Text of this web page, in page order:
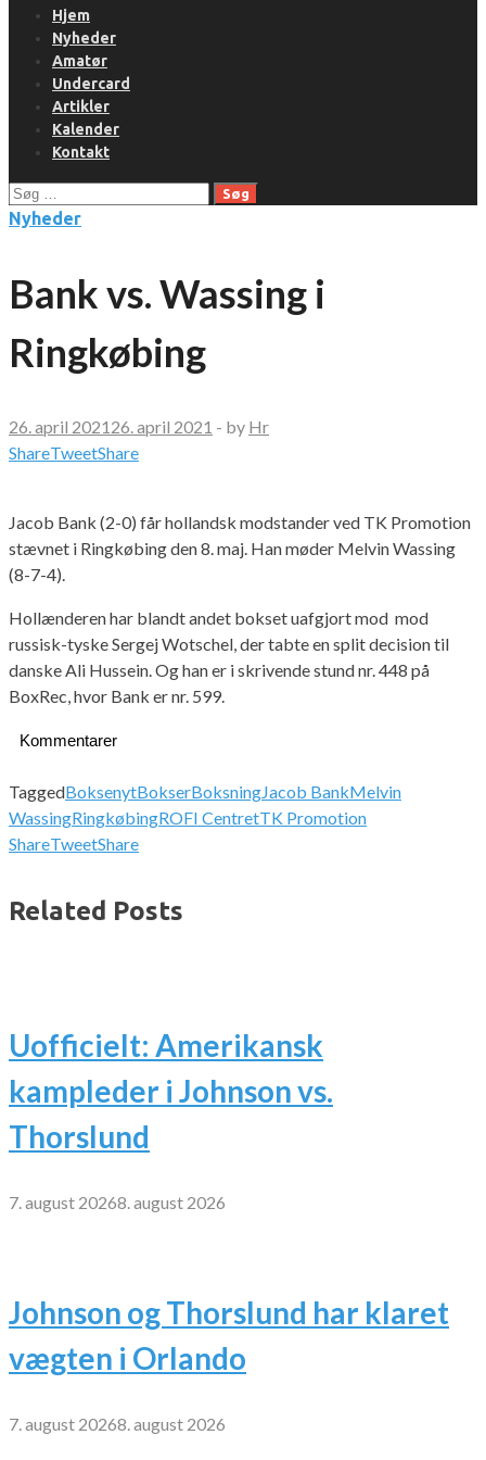
Hjem
Nyheder
Amatør
Undercard
Artikler
Kalender
Kontakt
Søg
efter:
Nyheder
Bank vs. Wassing i
Ringkøbing
26. april 2021 26. april 2021 - by Hr
ShareTweetShare
Jacob Bank (2-0) får hollandsk modstander ved TK Promotion
stævnet i Ringkøbing den 8. maj. Han møder Melvin Wassing
(8-7-4).
Hollænderen har blandt andet bokset uafgjort mod mod
russisk-tyske Sergej Wotschel, der tabte en split decision til
danske Ali Hussein. Og han er i skrivende stund nr. 448 på
BoxRec, hvor Bank er nr. 599.
Kommentarer
TaggedBoksenytBokserBoksningJacob BankMelvin
WassingRingkøbingROFI CentretTK Promotion
ShareTweetShare
Related Posts
Uofficielt: Amerikansk
kampleder i Johnson vs.
Thorslund
7. august 20268. august 2026
Johnson og Thorslund har klaret
vægten i Orlando
7. august 20268. august 2026